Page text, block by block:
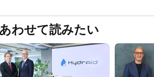
あわせて読みたい